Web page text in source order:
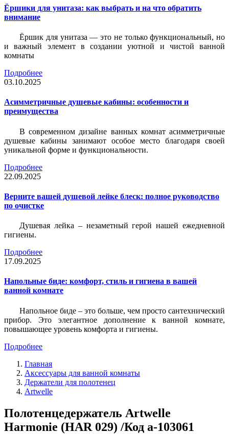
Ёршики для унитаза: как выбрать и на что обратить
внимание
Ёршик для унитаза — это не только функциональный, но
и важный элемент в создании уютной и чистой ванной
комнаты
Подробнее
03.10.2025
Асимметричные душевые кабины: особенности и
преимущества
В современном дизайне ванных комнат асимметричные
душевые кабины занимают особое место благодаря своей
уникальной форме и функциональности.
Подробнее
22.09.2025
Верните вашей душевой лейке блеск: полное руководство
по очистке
Душевая лейка – незаметный герой нашей ежедневной
гигиены.
Подробнее
17.09.2025
Напольные биде: комфорт, стиль и гигиена в вашей
ванной комнате
Напольное биде – это больше, чем просто сантехнический
прибор. Это элегантное дополнение к ванной комнате,
повышающее уровень комфорта и гигиены.
Подробнее
Главная
Аксессуары для ванной комнаты
Держатели для полотенец
Artwelle
Полотенцедержатель Artwelle
Harmonie (HAR 029) /Код a-103061